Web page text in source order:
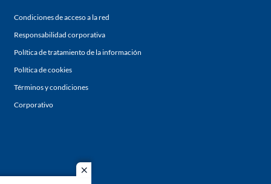
close
Condiciones de acceso a la red
Responsabilidad corporativa
Política de tratamiento de la información
Política de cookies
Términos y condiciones
Corporativo